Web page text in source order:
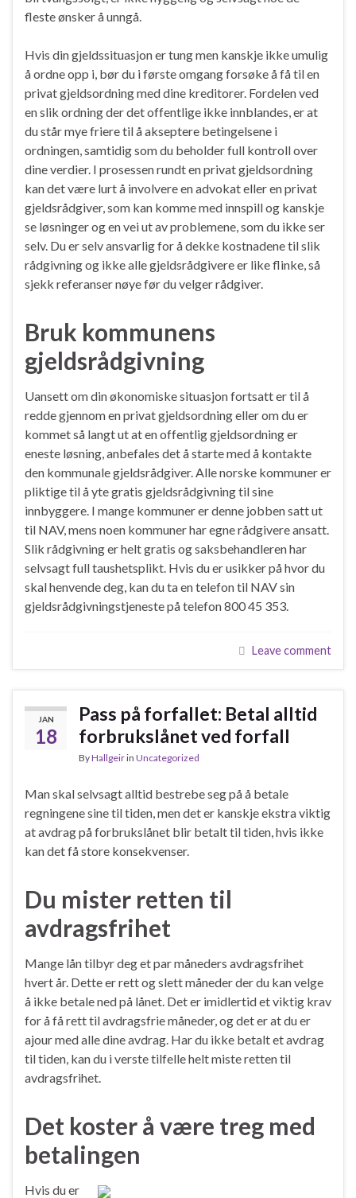
fleste ønsker å unngå.
Hvis din gjeldssituasjon er tung men kanskje ikke umulig
å ordne opp i, bør du i første omgang forsøke å få til en
privat gjeldsordning med dine kreditorer. Fordelen ved
en slik ordning der det offentlige ikke innblandes, er at
du står mye friere til å akseptere betingelsene i
ordningen, samtidig som du beholder full kontroll over
dine verdier. I prosessen rundt en privat gjeldsordning
kan det være lurt å involvere en advokat eller en privat
gjeldsrådgiver, som kan komme med innspill og kanskje
se løsninger og en vei ut av problemene, som du ikke ser
selv. Du er selv ansvarlig for å dekke kostnadene til slik
rådgivning og ikke alle gjeldsrådgivere er like flinke, så
sjekk referanser nøye før du velger rådgiver.
Bruk kommunens
gjeldsrådgivning
Uansett om din økonomiske situasjon fortsatt er til å
redde gjennom en privat gjeldsordning eller om du er
kommet så langt ut at en offentlig gjeldsordning er
eneste løsning, anbefales det å starte med å kontakte
den kommunale gjeldsrådgiver. Alle norske kommuner er
pliktige til å yte gratis gjeldsrådgivning til sine
innbyggere. I mange kommuner er denne jobben satt ut
til NAV, mens noen kommuner har egne rådgivere ansatt.
Slik rådgivning er helt gratis og saksbehandleren har
selvsagt full taushetsplikt. Hvis du er usikker på hvor du
skal henvende deg, kan du ta en telefon til NAV sin
gjeldsrådgivningstjeneste på telefon 800 45 353.
Leave comment
JAN
18
Pass på forfallet: Betal alltid
forbrukslånet ved forfall
ByHallgeirin Uncategorized
Man skal selvsagt alltid bestrebe seg på å betale
regningene sine til tiden, men det er kanskje ekstra viktig
at avdrag på forbrukslånet blir betalt til tiden, hvis ikke
kan det få store konsekvenser.
Du mister retten til
avdragsfrihet
Mange lån tilbyr deg et par måneders avdragsfrihet
hvert år. Dette er rett og slett måneder der du kan velge
å ikke betale ned på lånet. Det er imidlertid et viktig krav
for å få rett til avdragsfrie måneder, og det er at du er
ajour med alle dine avdrag. Har du ikke betalt et avdrag
til tiden, kan du i verste tilfelle helt miste retten til
avdragsfrihet.
Det koster å være treg med
betalingen
Hvis du er